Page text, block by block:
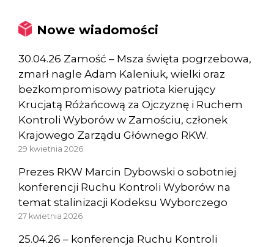
Nowe wiadomości
30.04.26 Zamość – Msza święta pogrzebowa,
zmarł nagle Adam Kaleniuk, wielki oraz
bezkompromisowy patriota kierujący
Krucjatą Różańcową za Ojczyznę i Ruchem
Kontroli Wyborów w Zamościu, członek
Krajowego Zarządu Głównego RKW.
29 kwietnia 2026
Prezes RKW Marcin Dybowski o sobotniej
konferencji Ruchu Kontroli Wyborów na
temat stalinizacji Kodeksu Wyborczego
27 kwietnia 2026
25.04.26 – konferencja Ruchu Kontroli